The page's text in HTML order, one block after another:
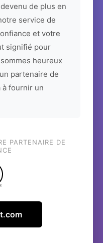
de plus en
service de
et votre
signifié pour
heureux
partenaire de
fournir un
PARTENAIRE DE